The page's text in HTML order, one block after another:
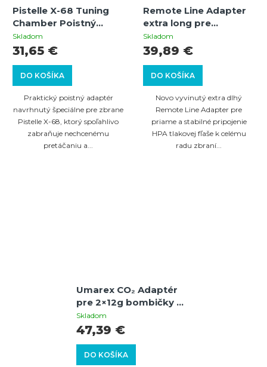
Pistelle X-68 Tuning
Chamber Poistný
aretačný adaptér
Skladom
DO KOŠÍKA
31,65 €
Praktický poistný adaptér
navrhnutý špeciálne pre zbrane
Pistelle X-68, ktorý spoľahlivo
zabraňuje nechcenému
pretáčaniu a...
Remote Line Adapter
extra long pre
pripojenie HPA fľaše |
+8J výkon | UMAREX
HDS68 / HDX68 /
HDB68 / HDR68
Skladom
DO KOŠÍKA
39,89 €
Novo vyvinutý extra dlhý
Remote Line Adapter pre
priame a stabilné pripojenie
HPA tlakovej fľaše k celému
radu zbraní...
Umarex CO₂ Adaptér
pre 2×12g bombičky —
redukcia namiesto
88g CO₂ s 8ks
bombičiek v balení
Skladom
DO KOŠÍKA
47,39 €